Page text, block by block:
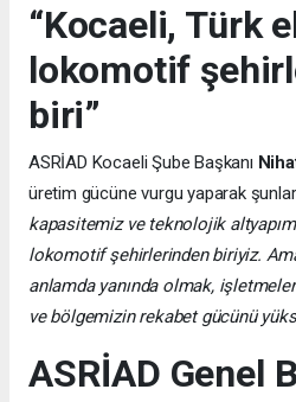
“Kocaeli, Türk
lokomotif
biri”
ASRİAD Kocaeli Şube Başkanı
üretim gücüne vurgu yaparak
kapasitemiz ve teknolojik
lokomotif şehirlerinden biriyiz.
anlamda yanında olmak,
ve bölgemizin rekabet gücünü
ASRİAD Genel